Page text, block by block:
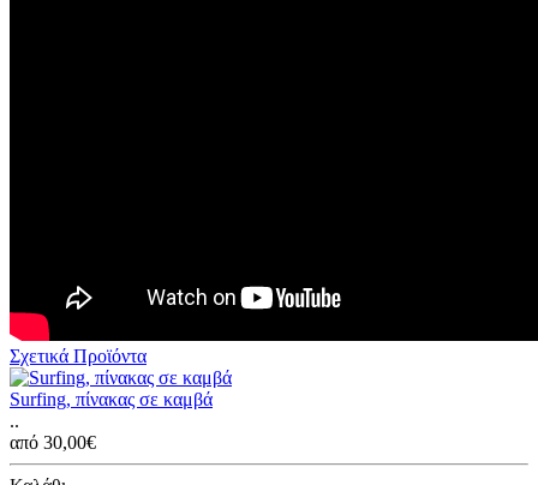
Σχετικά Προϊόντα
Surfing, πίνακας σε καμβά
..
από 30,00€